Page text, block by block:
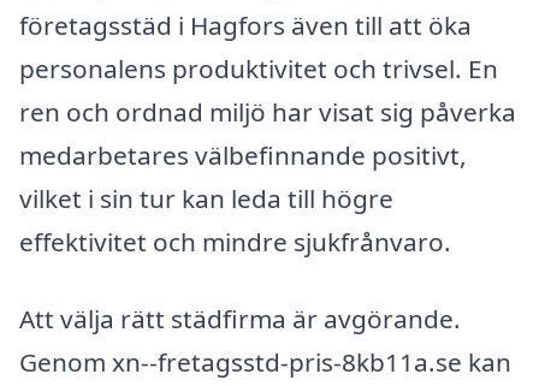
företagsstäd i Hagfors även till att öka
personalens produktivitet och trivsel. En
ren och ordnad miljö har visat sig påverka
medarbetares välbefinnande positivt,
vilket i sin tur kan leda till högre
effektivitet och mindre sjukfrånvaro.
Att välja rätt städfirma är avgörande.
Genom xn--fretagsstd-pris-8kb11a.se kan